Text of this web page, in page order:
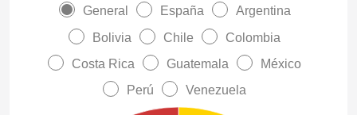
General España
Argentina
Bolivia
Chile
Colombia
Costa Rica
Guatemala
México
Perú
Venezuela